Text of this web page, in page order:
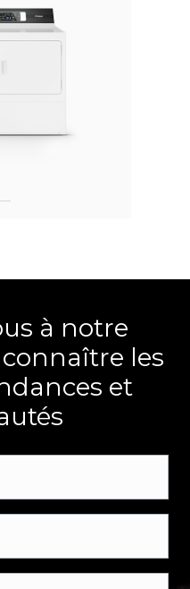
à notre
les
et